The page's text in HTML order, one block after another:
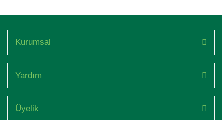
Kurumsal
Yardım
Üyelik